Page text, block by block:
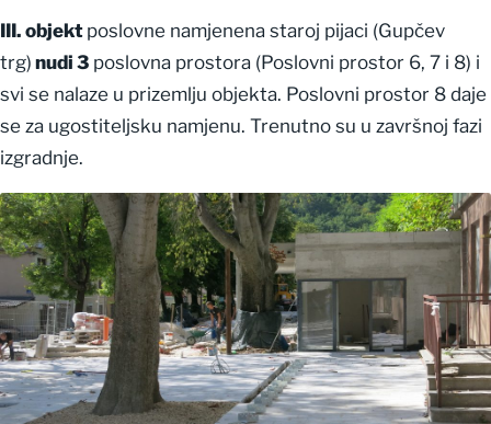
III. objekt poslovne namjenena staroj pijaci (Gupčev
trg) nudi 3 poslovna prostora (Poslovni prostor 6, 7 i 8) i
svi se nalaze u prizemlju objekta. Poslovni prostor 8 daje
se za ugostiteljsku namjenu. Trenutno su u završnoj fazi
izgradnje.